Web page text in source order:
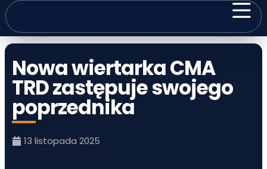
Nowa wiertarka CMA
TRD zastępuje swojego
poprzednika
13 listopada 2025